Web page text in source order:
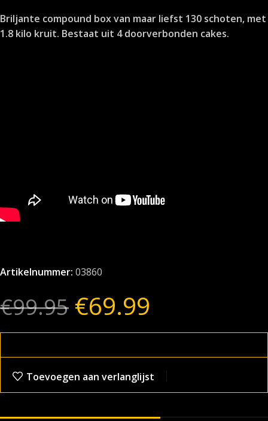
Briljante compound box van maar liefst 130 schoten, met
1.8 kilo kruit. Bestaat uit 4 doorverbonden cakes.
Artikelnummer: 03860
€99.95 €69.99
Toevoegen aan verlanglijst